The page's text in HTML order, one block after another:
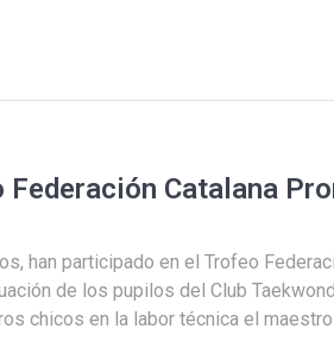
Catalana
han participado en el Trofeo
de los pupilos del Club
chicos en la labor técnica el maestro